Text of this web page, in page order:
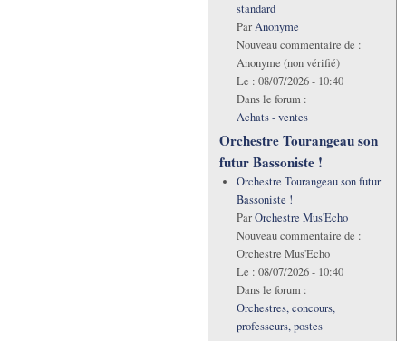
standard
ParAnonyme
Nouveau commentaire de :
Anonyme (non vérifié)
Le : 08/07/2026 - 10:40
Dans le forum :
Achats - ventes
Orchestre Tourangeau son
futur Bassoniste !
Orchestre Tourangeau son futur
Bassoniste !
ParOrchestre Mus'Echo
Nouveau commentaire de :
Orchestre Mus'Echo
Le : 08/07/2026 - 10:40
Dans le forum :
Orchestres, concours,
professeurs, postes